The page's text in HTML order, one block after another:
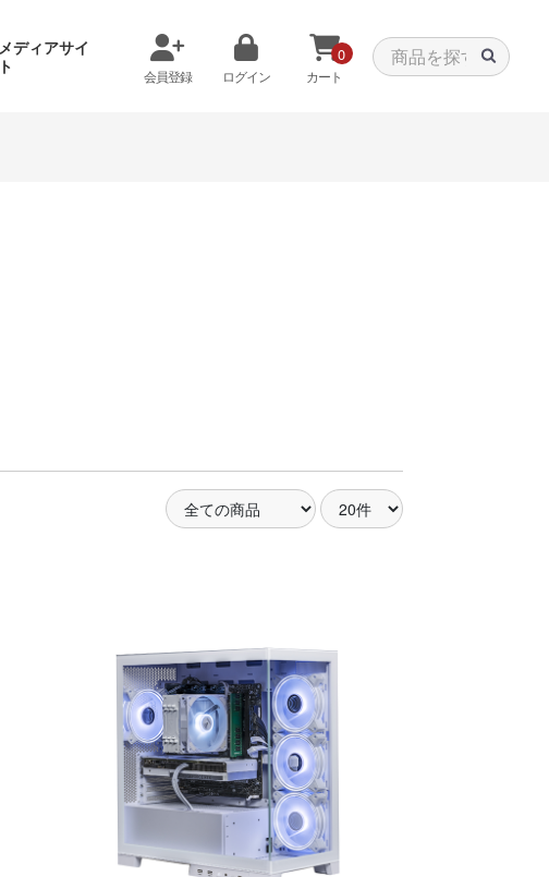
メディアサイ
ト
会員登録 ログイン
0
カート
MSI共同開発のPROJECT
ZERO 背面コネクタマザー
ボードと2.8型液晶簡易水冷